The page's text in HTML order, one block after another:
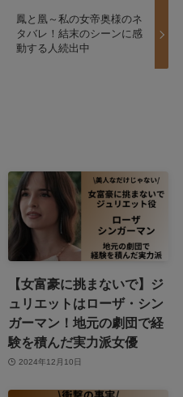
鳳と凰～私の女帝奥様のネ
タバレ！結末のシーンに感
動する人続出中
【女富豪に挑まないで】ジ
ュリエットはローザ・シン
ガーマン！地元の劇団で経
験を積んだ実力派女優
2024年12月10日